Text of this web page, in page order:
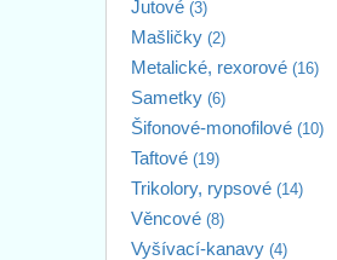
Jutové (3)
Mašličky (2)
Metalické, rexorové (16)
Sametky (6)
Šifonové-monofilové (10)
Taftové (19)
Trikolory, rypsové (14)
Věncové (8)
Vyšívací-kanavy (4)